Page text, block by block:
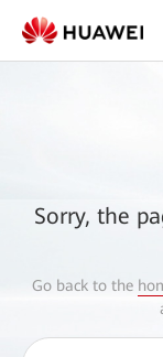
Sorry, the
Go back to the